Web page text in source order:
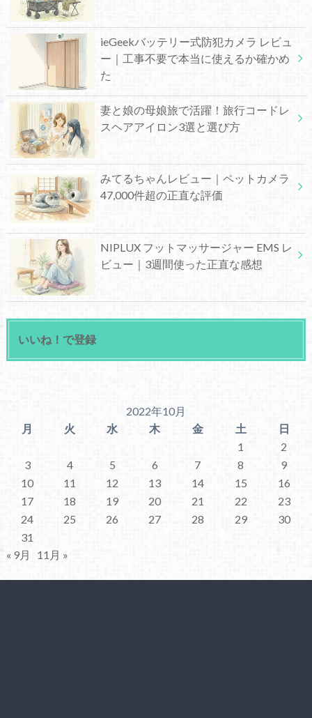
ieGeekバッテリー式防犯カメラ レビュ
ー｜工事不要で本当に使えるか確かめ
た
妻と娘の母娘旅で活躍！旅行コードレ
スヘアアイロン3選と選び方
みてるちゃんレビュー｜ペットカメラ
47,000件超の正直な評価
NIPLUX フットマッサージャー EMS レ
ビュー｜3週間使った正直な感想
いいね！で登録
2022年10月
月
火 水 木 金 土
日
1
2
3
4 5 6 7 8
9
10
11 12 13 14 15
16
17
18 19 20 21 22
23
24
25 26 27 28 29
30
31
« 9月
11月 »